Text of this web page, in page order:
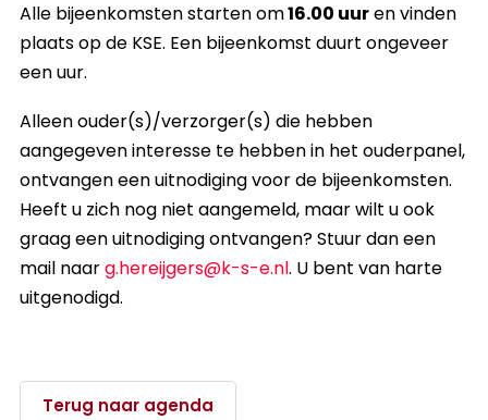
Alle bijeenkomsten starten om16.00 uuren vinden
plaats op de KSE. Een bijeenkomst duurt ongeveer
een uur.
Alleen ouder(s)/verzorger(s) die hebben
aangegeven interesse te hebben in het ouderpanel,
ontvangen een uitnodiging voor de bijeenkomsten.
Heeft u zich nog niet aangemeld, maar wilt u ook
graag een uitnodiging ontvangen? Stuur dan een
mail naarg.hereijgers@k-s-e.nl. U bent van harte
uitgenodigd.
Terug naar agenda